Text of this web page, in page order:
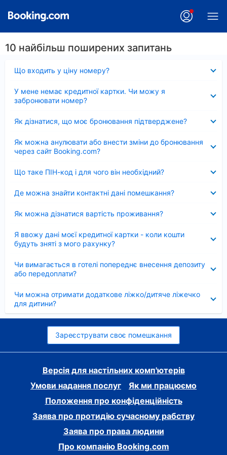
10 найбільш поширених запитань
Що входить у ціну номеру?
У мене немає кредитної картки. Чи можу я
забронювати номер?
Як дізнатися, що моє бронювання підтверджене?
Як можна анулювати або внести зміни до бронювання
через сайт Booking.com?
Що таке ПІН-код і для чого він необхідний?
Де можна знайти контактні дані помешкання?
Як можна дізнатися вартість проживання?
Я ввожу дані моєї кредитної картки - коли кошти
будуть зняті з мого рахунку?
Чи вимагається в готелі попереднє внесення депозиту
або передоплати?
Чи можна отримати додаткове ліжко/дитяче ліжечко
для дитини?
Зареєструвати своє помешкання
Версія для настільних комп'ютерів
Умови надання послуг
Як ми працюємо
Положення про конфіденційність
Заява про протидію сучасному рабству
Заява про права людини
Про компанію Booking.com